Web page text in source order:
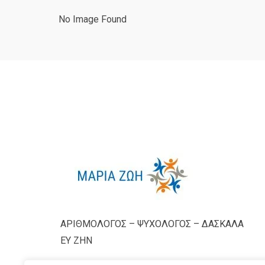
No Image Found
ΑΡΙΘΜΟΛΟΓΟΣ – ΨΥΧΟΛΟΓΟΣ – ΔΑΣΚΑΛΑ
ΕΥ ΖΗΝ